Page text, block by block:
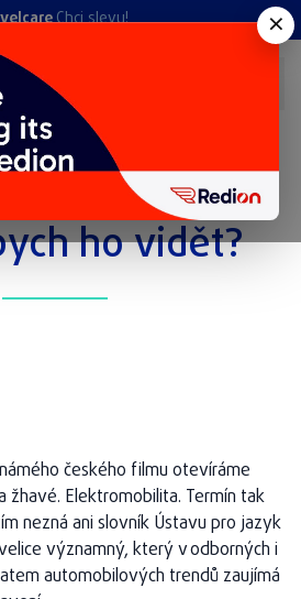
Chci slevu!
auto? A
ho vidět?
českého filmu otevíráme
žhavé. Elektromobilita. Termín tak
nezná ani slovník Ústavu pro jazyk
významný, který v odborných i
automobilových trendů zaujímá
×